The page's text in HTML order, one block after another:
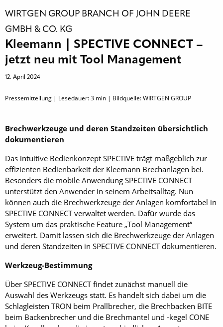
WIRTGEN GROUP BRANCH OF JOHN DEERE
GMBH & CO. KG
Kleemann | SPECTIVE CONNECT –
jetzt neu mit Tool Management
12. April 2024
Pressemitteilung | Lesedauer:3 min | Bildquelle: WIRTGEN GROUP
Brechwerkzeuge und deren Standzeiten übersichtlich
dokumentieren
Das intuitive Bedienkonzept SPECTIVE trägt maßgeblich zur
effizienten Bedienbarkeit der Kleemann Brechanlagen bei.
Besonders die mobile Anwendung SPECTIVE CONNECT
unterstützt den Anwender in seinem Arbeitsalltag. Nun
können auch die Brechwerkzeuge der Anlagen komfortabel in
SPECTIVE CONNECT verwaltet werden. Dafür wurde das
System um das praktische Feature „Tool Management“
erweitert. Damit lassen sich die Brechwerkzeuge der Anlagen
und deren Standzeiten in SPECTIVE CONNECT dokumentieren.
Werkzeug-Bestimmung
Über SPECTIVE CONNECT findet zunächst manuell die
Auswahl des Werkzeugs statt. Es handelt sich dabei um die
Schlagleisten TRON beim Prallbrecher, die Brechbacken BITE
beim Backenbrecher und die Brechmantel und -kegel CONE